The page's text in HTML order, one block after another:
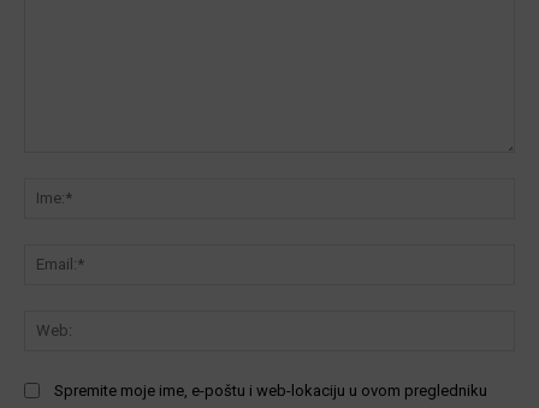
Spremite moje ime, e-poštu i web-lokaciju u ovom pregledniku